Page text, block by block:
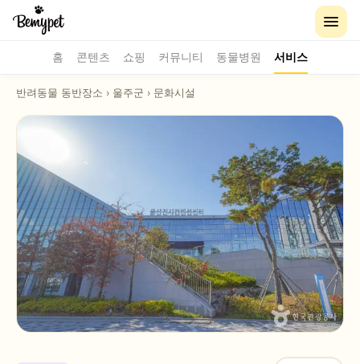
홈 콘텐츠 쇼핑 커뮤니티 동물병원 서비스
반려동물 동반장소 › 울주군 › 문화시설